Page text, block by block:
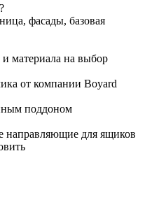
фасады, базовая
материала на выбор
от компании Boyard
поддоном
для ящиков